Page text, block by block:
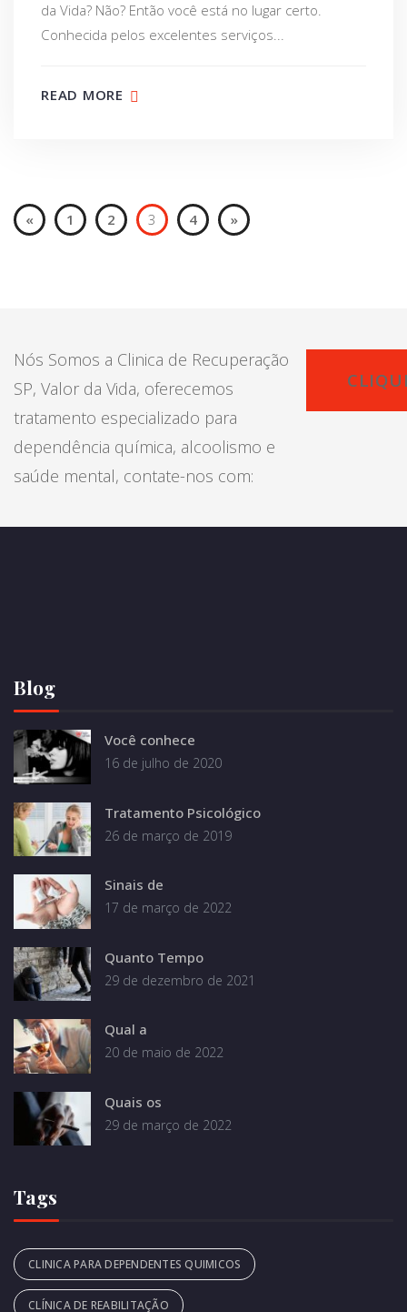
da Vida? Não? Então você está no lugar certo.
Conhecida pelos excelentes serviços...
READ MORE
« 1 2 3 4 »
Nós Somos a Clinica de Recuperação
SP, Valor da Vida, oferecemos
tratamento especializado para
dependência química, alcoolismo e
saúde mental, contate-nos com:
Blog
Você conhece
16 de julho de 2020
Tratamento Psicológico
26 de março de 2019
Sinais de
17 de março de 2022
Quanto Tempo
29 de dezembro de 2021
Qual a
20 de maio de 2022
Quais os
29 de março de 2022
Tags
CLINICA PARA DEPENDENTES QUIMICOS
CLÍNICA DE REABILITAÇÃO